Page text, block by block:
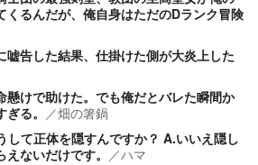
くるんだが、俺自身はただのDランク冒険
嘘告した結果、仕掛けた側が大炎上した
懸けで助けた。でも俺だとバレた瞬間か
る。 ／畑の箸鍋
て正体を隠すんですか？ A.いいえ隠し
ないだけです。 ／ハマ